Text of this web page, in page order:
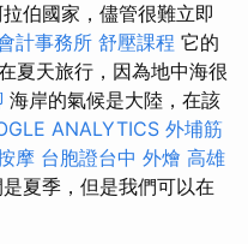
伯國家，儘管很難立即
計事務所 舒壓課程 它的
夏天旅行，因為地中海很
海岸的氣候是大陸，在該
ANALYTICS 外埔筋
摩 台胞證台中 外燴 高雄
夏季，但是我們可以在